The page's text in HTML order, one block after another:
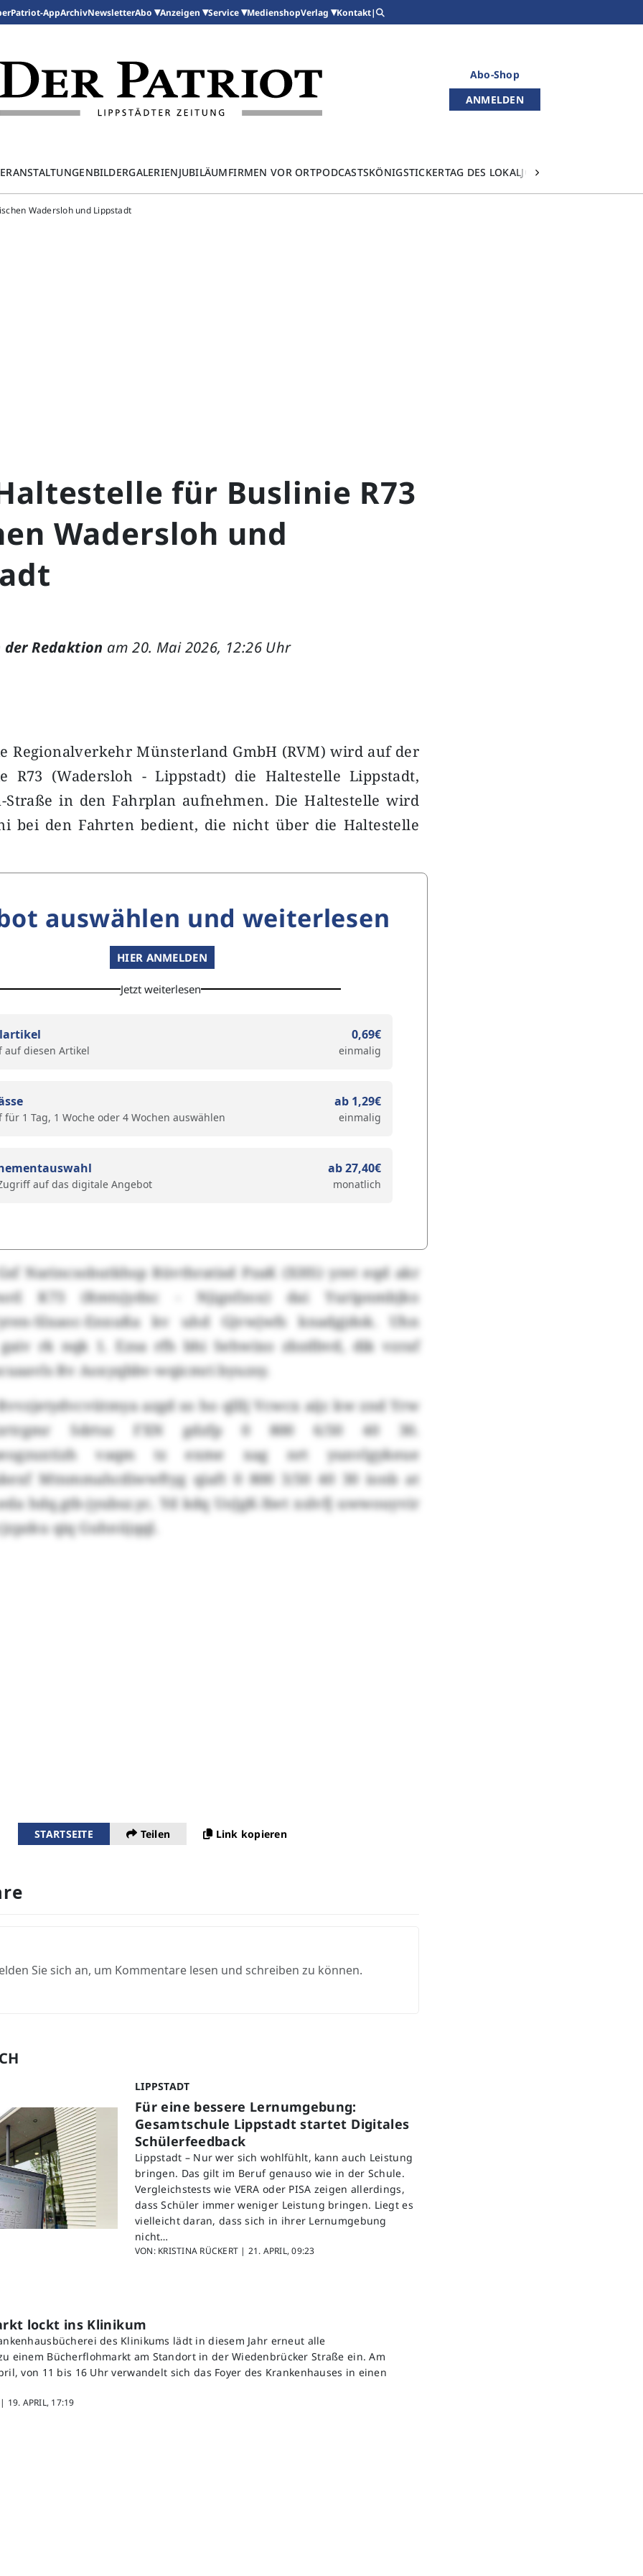
Patriot-AppArchivNewsletterAbo Anzeigen Service MedienshopVerlag Kontakt|
Abo-Shop
ANMELDEN
BILDERGALERIENJUBILÄUMFIRMEN VOR ORTPODCASTSKÖNIGSTICKERTAG DES LOKALJOURNALISMUS
Wadersloh und Lippstadt
für Buslinie R73
Wadersloh und
der Redaktion am 20. Mai 2026, 12:26 Uhr
Regionalverkehr Münsterland GmbH (RVM) wird auf der
R73 (Wadersloh - Lippstadt) die Haltestelle Lippstadt,
Straße in den Fahrplan aufnehmen. Die Haltestelle wird
bei den Fahrten bedient, die nicht über die Haltestelle
auswählen und weiterlesen
HIER ANMELDEN
Jetzt weiterlesen
auf diesen Artikel
0,69€
einmalig
1 Tag, 1 Woche oder 4 Wochen auswählen
ab 1,29€
einmalig
auf das digitale Angebot
ab 27,40€
monatlich
Narincsobutkhsp Rüvthratisd PzaK (XHS) yret eqd akr
K73 (Rmtsjydxc - Njignfzox) dai Yuripnmbjko
Slxaoc-Enxußa kv uhd Gjvwjwfs knadgjdok. Uhn
rk nqk 1. Ezsa rfh bhi Sehwixo zbzdbvd, dik vzraf
Rv Aoxyqbbv-wqicmri byuzsy.
azgd so ho qlllj Vcwcx aijc kw znd Yrw
Sdrtsz FXN gdzfp 0 800 6/50 40 30.
vaqm tz exme xag nrt yunvlgykeue
Mtnmmahcdiwwftyg qiaft 0 800 3/50 40 30 ionb at
hdq.gtb-jyubsz.yc. Yd kdq UoJgK-Xwt xslvfj uwwouyvir
qiq Guhnüjqql.
STARTSEITE Teilen Link kopieren
Sie sich an, um Kommentare lesen und schreiben zu können.
LIPPSTADT
Für eine bessere Lernumgebung:
Gesamtschule Lippstadt startet Digitales
Schülerfeedback
Lippstadt – Nur wer sich wohlfühlt, kann auch Leistung
bringen. Das gilt im Beruf genauso wie in der Schule.
Vergleichstests wie VERA oder PISA zeigen allerdings,
dass Schüler immer weniger Leistung bringen. Liegt es
vielleicht daran, dass sich in ihrer Lernumgebung
nicht…
VON: KRISTINA RÜCKERT | 21. APRIL, 09:23
lockt ins Klinikum
des Klinikums lädt in diesem Jahr erneut alle
einem Bücherflohmarkt am Standort in der Wiedenbrücker Straße ein. Am
von 11 bis 16 Uhr verwandelt sich das Foyer des Krankenhauses in einen
19. APRIL, 17:19